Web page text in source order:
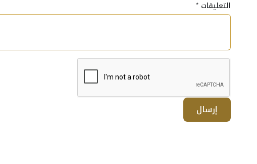
التعليقات *
إرسال